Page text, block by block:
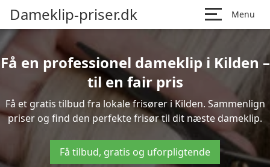
Dameklip-priser.dk Menu
Få en professionel dameklip i Kilden –
til en fair pris
Få et gratis tilbud fra lokale frisører i Kilden. Sammenlign
priser og find den perfekte frisør til dit næste dameklip.
Få tilbud, gratis og uforpligtende